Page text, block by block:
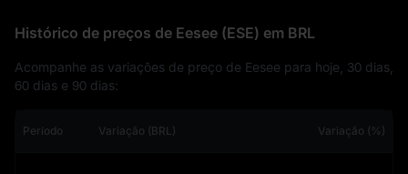
Histórico de preços de Eesee (ESE) em BRL
Acompanhe as variações de preço de Eesee para hoje, 30 dias,
60 dias e 90 dias:
Período Variação (BRL) Variação (%)